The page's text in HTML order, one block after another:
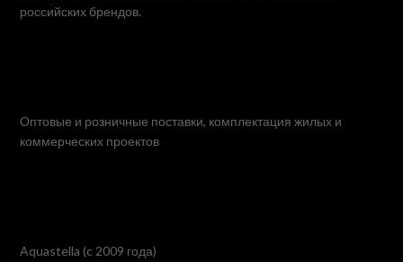
российских брендов.
Оптовые и розничные поставки, комплектация жилых и
коммерческих проектов
Aquastella (c 2009 года)